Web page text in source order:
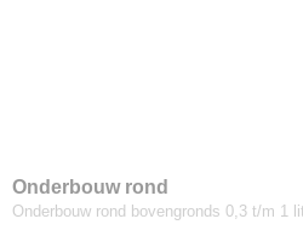
Onderbouw rond
Onderbouw rond bovengronds 0,3 t/m 1